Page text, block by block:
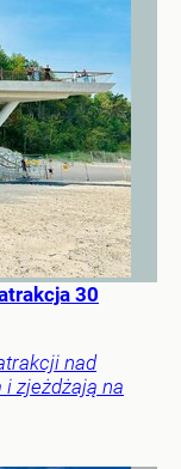
30
nad
i zjeżdżają na